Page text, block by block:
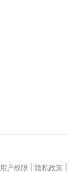
用户权限 隐私政策